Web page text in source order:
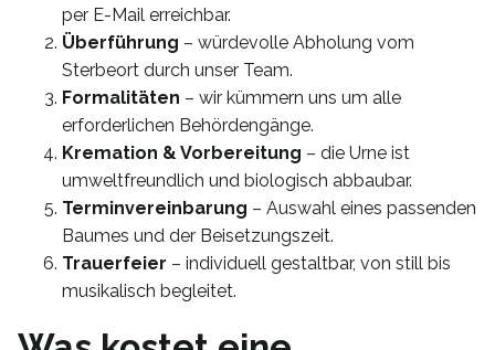
per E-Mail erreichbar.
Überführung – würdevolle Abholung vom
Sterbeort durch unser Team.
Formalitäten – wir kümmern uns um alle
erforderlichen Behördengänge.
Kremation & Vorbereitung – die Urne ist
umweltfreundlich und biologisch abbaubar.
Terminvereinbarung – Auswahl eines passenden
Baumes und der Beisetzungszeit.
Trauerfeier – individuell gestaltbar, von still bis
musikalisch begleitet.